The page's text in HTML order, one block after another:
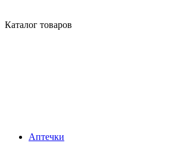
Каталог товаров
Аптечки